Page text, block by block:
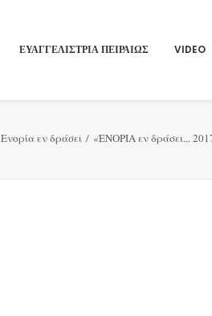
ΕΥΑΓΓΕΛΙΣΤΡΙΑ ΠΕΙΡΑΙΏΣ VIDEO
Ενορία εν δράσει «ΕΝΟΡΙΑ εν δράσει...